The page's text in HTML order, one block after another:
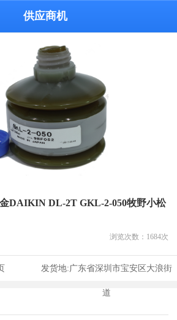
供应商机
DAIKIN DL-2T GKL-2-050牧野小松
浏览次数： 1684次
发货地:广东省深圳市宝安区大浪街
道